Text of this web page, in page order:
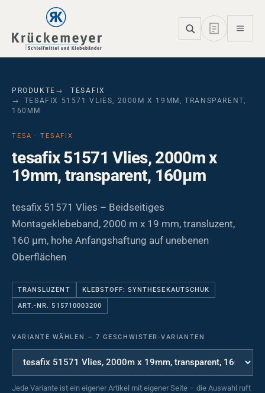
Skip to main navigation
Skip to main content
Skip to page footer
PRODUKTE
TESAFIX
TESAFIX 51571 VLIES, 2000M X 19MM, TRANSPARENT,
160ΜM
TESA · TESAFIX
tesafix 51571 Vlies, 2000m x
19mm, transparent, 160µm
tesafix 51571 Vlies – Beidseitiges
Montageklebeband, 2000 m x 19 mm, transluzent,
160 µm, hohe Anfangshaftung auf unebenen
Oberflächen
TRANSLUZENT KLEBSTOFF: SYNTHESEKAUTSCHUK
ART.-NR. 515710003200
VARIANTE WÄHLEN — 7 GESCHWISTER-VARIANTEN
Jede Variante ist ein eigener Artikel mit eigener Seite – die Auswahl ruft